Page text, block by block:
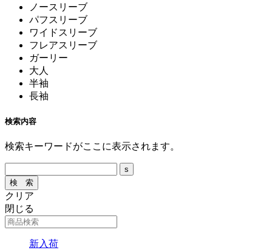
ノースリーブ
パフスリーブ
ワイドスリーブ
フレアスリーブ
ガーリー
大人
半袖
長袖
検索内容
検索キーワードがここに表示されます。
クリア
閉じる
新入荷